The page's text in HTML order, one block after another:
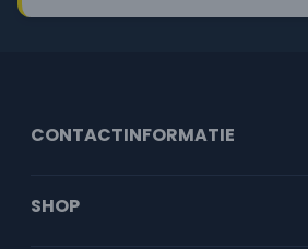
CONTACTINFORMATIE
SHOP